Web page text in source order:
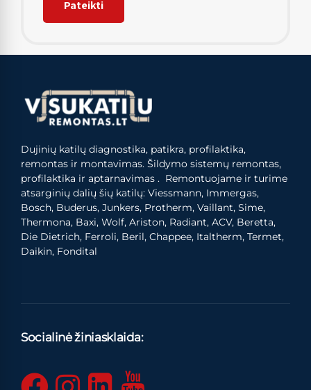
Dujinių katilų diagnostika, patikra, profilaktika,
remontas ir montavimas. Šildymo sistemų remontas,
profilaktika ir aptarnavimas . Remontuojame ir turime
atsarginių dalių šių katilų: Viessmann, Immergas,
Bosch, Buderus, Junkers, Protherm, Vaillant, Sime,
Thermona, Baxi, Wolf, Ariston, Radiant, ACV, Beretta,
Die Dietrich, Ferroli, Beril, Chappee, Italtherm, Termet,
Daikin, Fondital
Socialinė žiniasklaida: